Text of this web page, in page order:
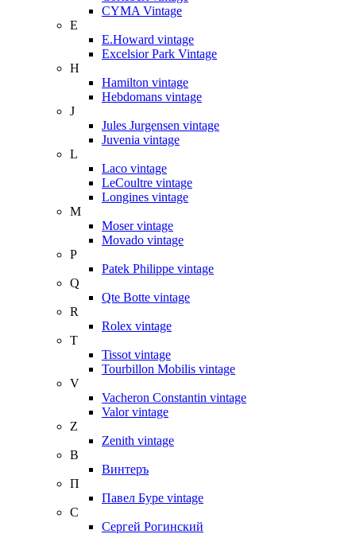
CYMA Vintage
E
E.Howard vintage
Excelsior Park Vintage
H
Hamilton vintage
Hebdomans vintage
J
Jules Jurgensen vintage
Juvenia vintage
L
Laco vintage
LeCoultre vintage
Longines vintage
M
Moser vintage
Movado vintage
P
Patek Philippe vintage
Q
Qte Botte vintage
R
Rolex vintage
T
Tissot vintage
Tourbillon Mobilis vintage
V
Vacheron Constantin vintage
Valor vintage
Z
Zenith vintage
В
Винтеръ
П
Павел Буре vintage
С
Сергей Рогинский